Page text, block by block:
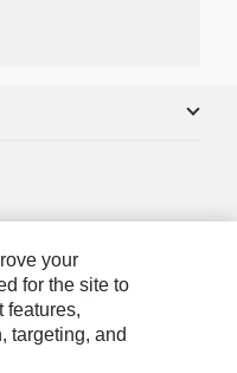
your
for the site to
features,
targeting, and